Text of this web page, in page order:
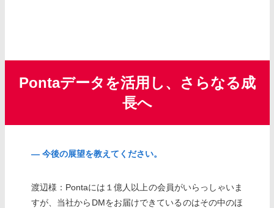
Pontaデータを活用し、さらなる成
長へ
― 今後の展望を教えてください。
渡辺様：Pontaには１億人以上の会員がいらっしゃいま
すが、当社からDMをお届けできているのはその中のほ